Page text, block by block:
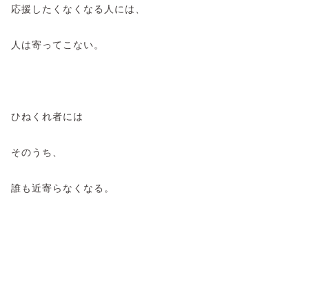
応援したくなくなる人には、
人は寄ってこない。
ひねくれ者には
そのうち、
誰も近寄らなくなる。